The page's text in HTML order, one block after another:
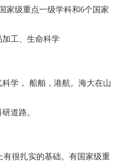
家级重点一级学科和6个国家
工、生命科学
学， 船舶，港航。海大在山
道路。
很扎实的基础。有国家级重